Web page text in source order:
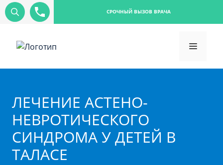
СРОЧНЫЙ ВЫЗОВ ВРАЧА
ЛЕЧЕНИЕ АСТЕНО-
НЕВРОТИЧЕСКОГО
СИНДРОМА У ДЕТЕЙ В
ТАЛАСЕ